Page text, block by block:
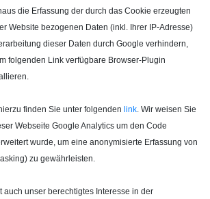
die Erfassung der durch das Cookie erzeugten
Website bezogenen Daten (inkl. Ihrer IP-Adresse)
dieser Daten durch Google verhindern,
folgenden Link verfügbare Browser-Plugin
finden Sie unter folgenden link. Wir weisen Sie
Webseite Google Analytics um den Code
wurde, um eine anonymisierte Erfassung von
zu gewährleisten.
auch unser berechtigtes Interesse in der